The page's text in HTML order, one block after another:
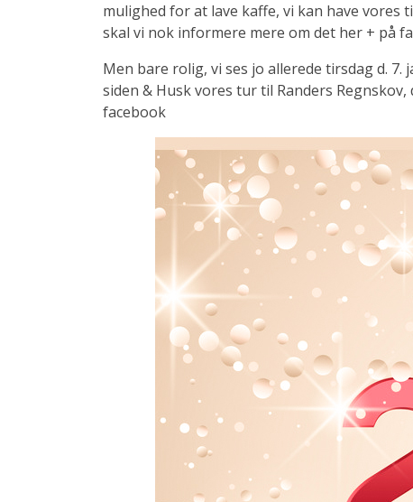
mulighed for at lave kaffe, vi kan have vores
skal vi nok informere mere om det her + på
Men bare rolig, vi ses jo allerede tirsdag d.
siden & Husk vores tur til Randers
facebook